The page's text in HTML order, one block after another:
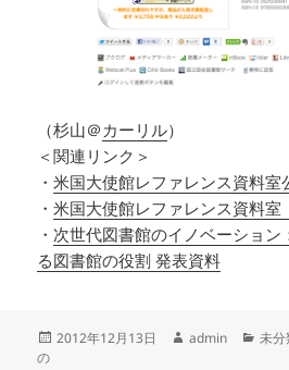
（杉山＠ カーリル）
＜関連リンク＞
・米国大使館レファレンス資料室
・米国大使館レファレンス資料室
・ 次世代図書館のイノベーション
る図書館の役割 発表資料
投
2012年12月13日
作
admin
カ
未分
の